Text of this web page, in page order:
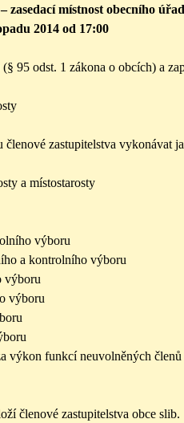
zasedací místnost obecního
2014 od 17:00
95 odst. 1 zákona o obcích) a
členové zastupitelstva vykonávat
a místostarosty
výboru
a kontrolního výboru
výboru
výboru
výkon funkcí neuvolněných členů
členové zastupitelstva obce slib.